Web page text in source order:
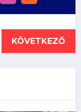
KÖVETKEZŐ